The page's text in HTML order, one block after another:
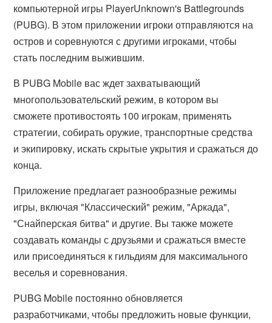
компьютерной игры PlayerUnknown's Battlegrounds
(PUBG). В этом приложении игроки отправляются на
остров и соревнуются с другими игроками, чтобы
стать последним выжившим.
В PUBG Mobile вас ждет захватывающий
многопользовательский режим, в котором вы
сможете противостоять 100 игрокам, применять
стратегии, собирать оружие, транспортные средства
и экипировку, искать скрытые укрытия и сражаться до
конца.
Приложение предлагает разнообразные режимы
игры, включая "Классический" режим, "Аркада",
"Снайперская битва" и другие. Вы также можете
создавать команды с друзьями и сражаться вместе
или присоединяться к гильдиям для максимального
веселья и соревнования.
PUBG Mobile постоянно обновляется
разработчиками, чтобы предложить новые функции,